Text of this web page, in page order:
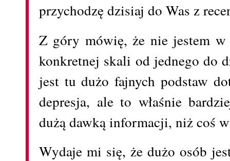
przychodzę dzisiaj do Was z
Z góry mówię, że nie jestem
konkretnej skali od jednego do
jest tu dużo fajnych podstaw
depresja, ale to właśnie
dużą dawką informacji, niż coś
Wydaje mi się, że dużo osób